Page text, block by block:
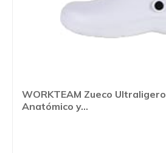
WORKTEAM Zueco
Anatómico y...